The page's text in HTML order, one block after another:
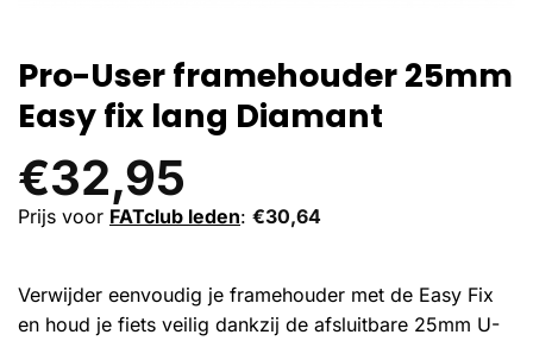
Pro-User framehouder 25mm
Easy fix lang Diamant
€32,95
Prijs voor FATclub leden: €30,64
Verwijder eenvoudig je framehouder met de Easy Fix
en houd je fiets veilig dankzij de afsluitbare 25mm U-